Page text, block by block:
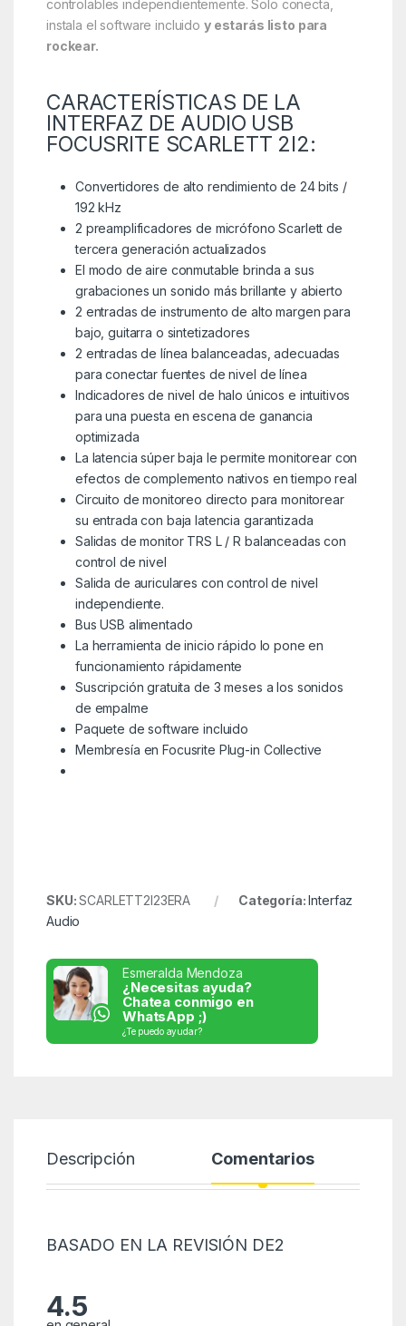
controlables independientemente. Solo conecta,
instala el software incluido y estarás listo para
rockear.
CARACTERÍSTICAS DE LA
INTERFAZ DE AUDIO USB
FOCUSRITE SCARLETT 2I2:
Convertidores de alto rendimiento de 24 bits /
192 kHz
2 preamplificadores de micrófono Scarlett de
tercera generación actualizados
El modo de aire conmutable brinda a sus
grabaciones un sonido más brillante y abierto
2 entradas de instrumento de alto margen para
bajo, guitarra o sintetizadores
2 entradas de línea balanceadas, adecuadas
para conectar fuentes de nivel de línea
Indicadores de nivel de halo únicos e intuitivos
para una puesta en escena de ganancia
optimizada
La latencia súper baja le permite monitorear con
efectos de complemento nativos en tiempo real
Circuito de monitoreo directo para monitorear
su entrada con baja latencia garantizada
Salidas de monitor TRS L / R balanceadas con
control de nivel
Salida de auriculares con control de nivel
independiente.
Bus USB alimentado
La herramienta de inicio rápido lo pone en
funcionamiento rápidamente
Suscripción gratuita de 3 meses a los sonidos
de empalme
Paquete de software incluido
Membresía en Focusrite Plug-in Collective
SKU:SCARLETT2I23ERA Categoría:Interfaz
Audio
Esmeralda Mendoza
¿Necesitas ayuda?
Chatea conmigo en
WhatsApp ;)
¿Te puedo ayudar?
Descripción Comentarios
BASADO EN LA REVISIÓN DE2
4.5